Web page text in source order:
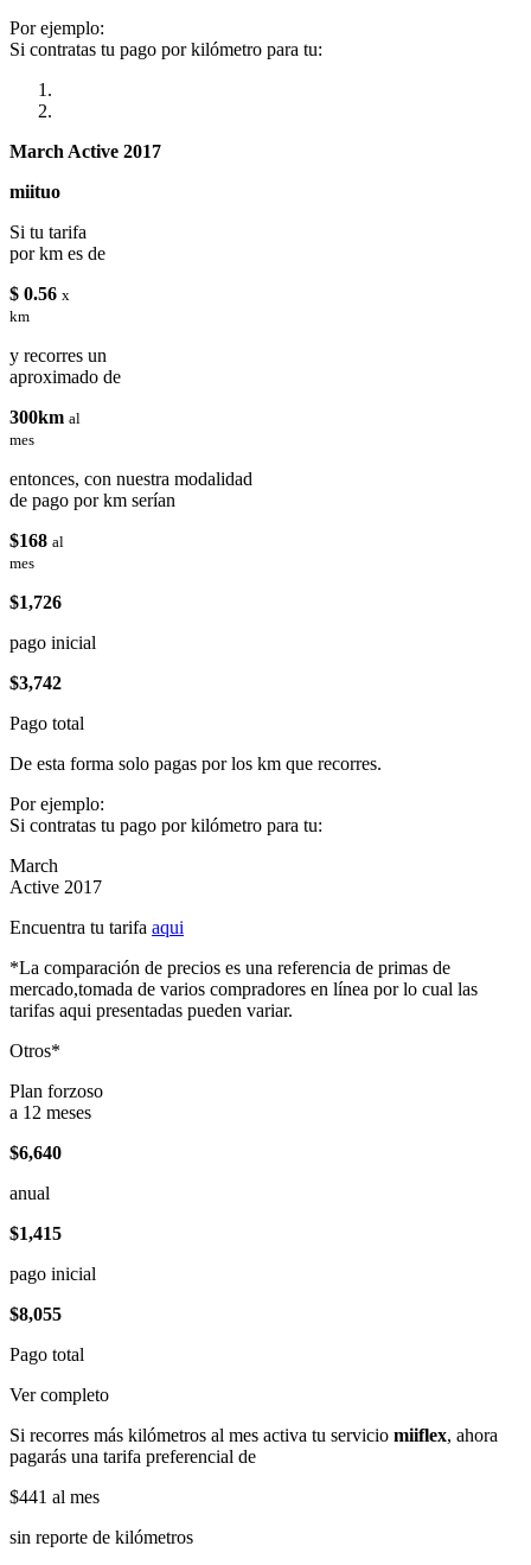
Por ejemplo:
Si contratas tu pago por kilómetro para tu:
March Active 2017
miituo
Si tu tarifa
por km es de
$ 0.56 x
km
y recorres un
aproximado de
300km al
mes
entonces, con nuestra modalidad
de pago por km serían
$168 al
mes
$1,726
pago inicial
$3,742
Pago total
De esta forma solo pagas por los km que recorres.
Por ejemplo:
Si contratas tu pago por kilómetro para tu:
March
Active 2017
Encuentra tu tarifa aqui
*La comparación de precios es una referencia de primas de
mercado,tomada de varios compradores en línea por lo cual las
tarifas aqui presentadas pueden variar.
Otros*
Plan forzoso
a 12 meses
$6,640
anual
$1,415
pago inicial
$8,055
Pago total
Ver completo
Si recorres más kilómetros al mes activa tu servicio miiflex, ahora
pagarás una tarifa preferencial de
$441 al mes
sin reporte de kilómetros